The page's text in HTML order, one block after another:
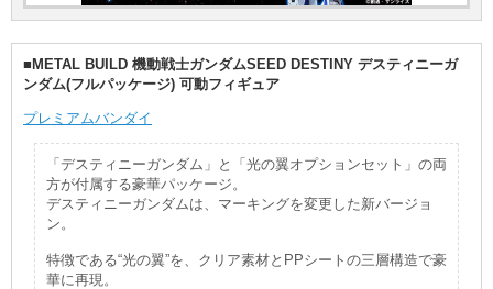
■METAL BUILD 機動戦士ガンダムSEED DESTINY デスティニーガ
ンダム(フルパッケージ) 可動フィギュア
プレミアムバンダイ
「デスティニーガンダム」と「光の翼オプションセット」の両
方が付属する豪華パッケージ。
デスティニーガンダムは、マーキングを変更した新バージョ
ン。
特徴である“光の翼”を、クリア素材とPPシートの三層構造で豪
華に再現。